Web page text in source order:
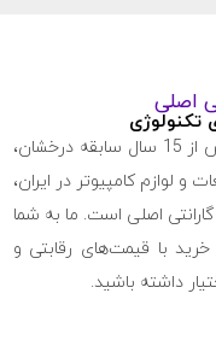
اصلی
تکنولوژی
فروشگاه لوازم کامپیوتر پدیده با بیش از 15 سال سابقه درخشان،
و لوازم کامپیوتر در ایران،
اصلی است. ما به شما
با قیمت‌های رقابتی و
داشته باشید.